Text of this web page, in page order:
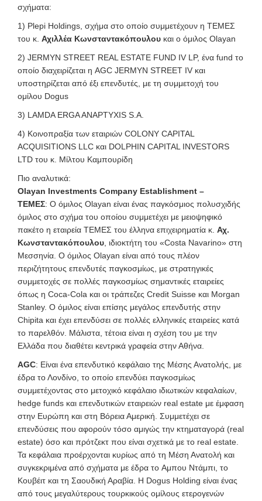
σχήματα:
1) Plepi Holdings, σχήμα στο οποίο συμμετέχουν η ΤΕΜΕΣ
του κ. Αχιλλέα Κωνσταντακόπουλου και ο όμιλος Olayan
2) JERMYN STREET REAL ESTATE FUND IV LP, ένα fund το
οποίο διαχειρίζεται η AGC JERMYN STREET IV και
υποστηρίζεται από έξι επενδυτές, με τη συμμετοχή του
ομίλου Dogus
3) LAMDA ERGA ANAPTYXIS S.A.
4) Κοινοπραξία των εταιριών COLONY CAPITAL
ACQUISITIONS LLC και DOLPHIN CAPITAL INVESTORS
LTD του κ. Μίλτου Καμπουρίδη
Πιο αναλυτικά:
Olayan Investments Company Establishment –
ΤΕΜΕΣ: Ο όμιλος Olayan είναι ένας παγκόσμιος πολυσχιδής
όμιλος στο σχήμα του οποίου συμμετέχει με μειοψηφικό
πακέτο η εταιρεία ΤΕΜΕΣ του έλληνα επιχειρηματία κ. Αχ.
Κωνσταντακόπουλου , ιδιοκτήτη του «Costa Navarino» στη
Μεσσηνία. Ο όμιλος Olayan είναι από τους πλέον
περιζήτητους επενδυτές παγκοσμίως, με στρατηγικές
συμμετοχές σε πολλές παγκοσμίως σημαντικές εταιρείες
όπως η Coca-Cola και οι τράπεζες Credit Suisse και Morgan
Stanley. O όμιλος είναι επίσης μεγάλος επενδυτής στην
Chipita και έχει επενδύσει σε πολλές ελληνικές εταιρείες κατά
το παρελθόν. Μάλιστα, τέτοια είναι η σχέση του με την
Ελλάδα που διαθέτει κεντρικά γραφεία στην Αθήνα.
AGC: Είναι ένα επενδυτικό κεφάλαιο της Μέσης Ανατολής, με
έδρα το Λονδίνο, το οποίο επενδύει παγκοσμίως
συμμετέχοντας στο μετοχικό κεφάλαιο ιδιωτικών κεφαλαίων,
hedge funds και επενδυτικών εταιρειών real estate με έμφαση
στην Ευρώπη και στη Βόρεια Αμερική. Συμμετέχει σε
επενδύσεις που αφορούν τόσο αμιγώς την κτηματαγορά (real
estate) όσο και πρότζεκτ που είναι σχετικά με το real estate.
Τα κεφάλαια προέρχονται κυρίως από τη Μέση Ανατολή και
συγκεκριμένα από σχήματα με έδρα το Aμπου Ντάμπι, το
Κουβέιτ και τη Σαουδική Αραβία. Η Dogus Holding είναι ένας
από τους μεγαλύτερους τουρκικούς ομίλους ετερογενών